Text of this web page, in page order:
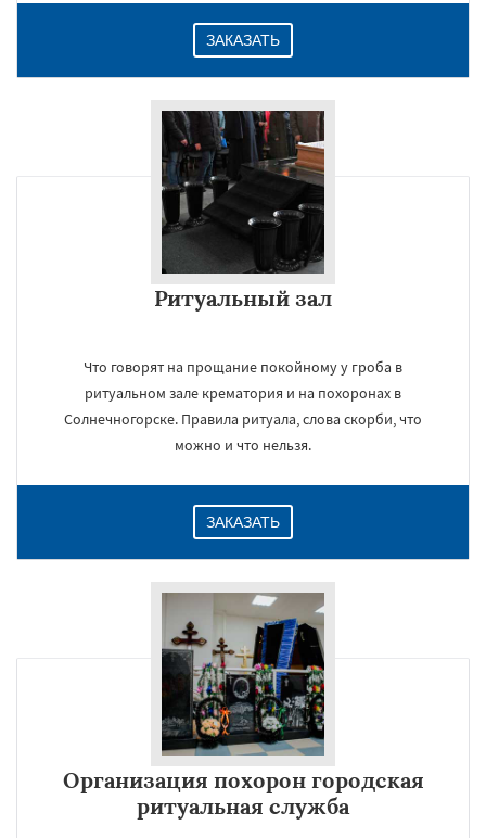
ЗАКАЗАТЬ
Ритуальный зал
Что говорят на прощание покойному у гроба в
ритуальном зале крематория и на похоронах в
Солнечногорске. Правила ритуала, слова скорби, что
можно и что нельзя.
ЗАКАЗАТЬ
Организация похорон городская
ритуальная служба